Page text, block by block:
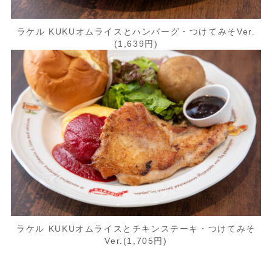
ラケル KUKUオムライスとハンバーグ・つけてみそVer.
(1,639円)
ラケル KUKUオムライスとチキンステーキ・つけてみそ
Ver.(1,705円)